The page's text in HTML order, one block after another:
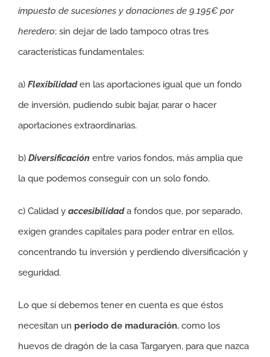
impuesto de sucesiones y donaciones de 9.195€ por
heredero; sin dejar de lado tampoco otras tres
características fundamentales:
a) Flexibilidaden las aportaciones igual que un fondo
de inversión, pudiendo subir, bajar, parar o hacer
aportaciones extraordinarias.
b) Diversificación entre varios fondos, más amplia que
la que podemos conseguir con un solo fondo.
c) Calidad y accesibilidada fondos que, por separado,
exigen grandes capitales para poder entrar en ellos,
concentrando tu inversión y perdiendo diversificación y
seguridad.
Lo que sí debemos tener en cuenta es que éstos
necesitan un periodo de maduración, como los
huevos de dragón de la casa Targaryen, para que nazca